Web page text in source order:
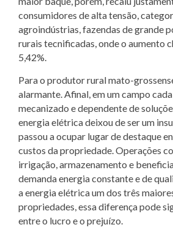
consumidores de alta tensão,
agroindústrias, fazendas de grande
rurais tecnificadas, onde o aumento
5,42%.
Para o produtor rural mato-
alarmante. Afinal, em um campo
mecanizado e dependente de
energia elétrica deixou de ser um
passou a ocupar lugar de destaque
custos da propriedade. Operações
irrigação, armazenamento e
demanda energia constante e de
a energia elétrica um dos três
propriedades, essa diferença pode
entre o lucro e o prejuízo.